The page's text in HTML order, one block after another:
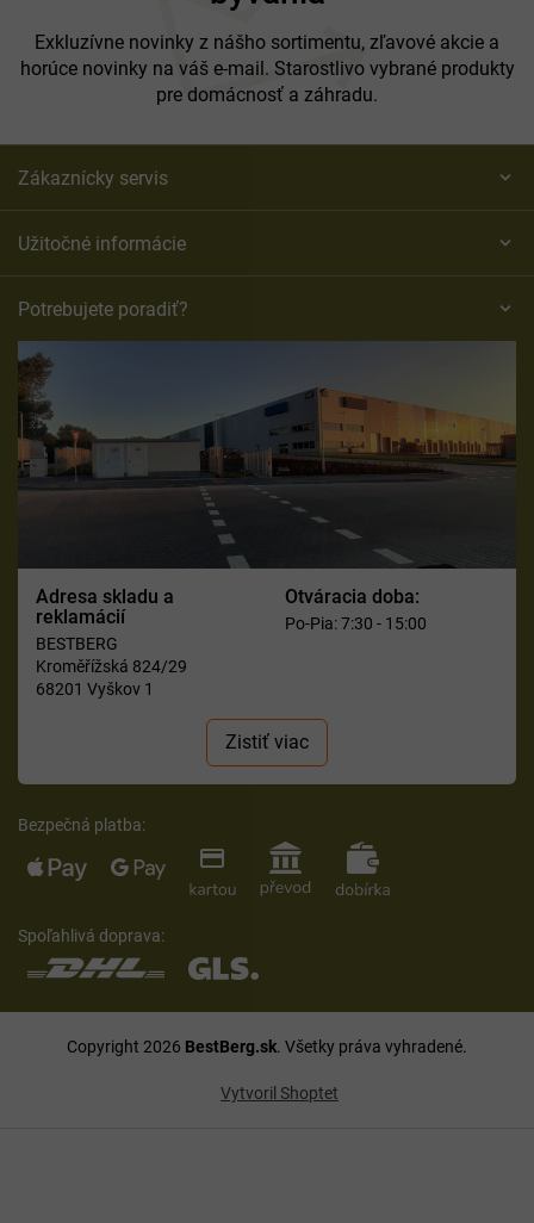
Exkluzívne novinky z nášho sortimentu, zľavové akcie a
horúce novinky na váš e-mail. Starostlivo vybrané produkty
pre domácnosť a záhradu.
Zákaznícky servis
Užitočné informácie
Potrebujete poradiť?
Adresa skladu a
reklamácií
BESTBERG
Kroměřížská 824/29
68201 Vyškov 1
Otváracia doba:
Po-Pia: 7:30 - 15:00
Zistiť viac
Bezpečná platba:
Spoľahlivá doprava:
Vytvoril Shoptet
Copyright 2026 BestBerg.sk. Všetky práva vyhradené.